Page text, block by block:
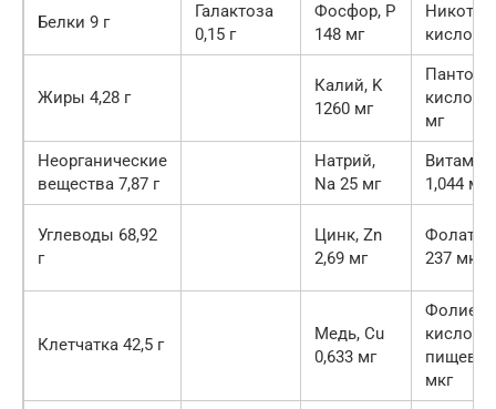
Белки 9 г
Галактоза
0,15 г
Фосфор, P
148 мг
кислота
Жиры 4,28 г
Калий, K
1260 мг
кислота
мг
Неорганические
вещества 7,87 г
Натрий,
Na 25 мг
Витамин
1,044 мг
Углеводы 68,92
г
Цинк, Zn
2,69 мг
Фолаты,
237 мкг
Клетчатка 42,5 г
Медь, Cu
0,633 мг
кислота,
мкг